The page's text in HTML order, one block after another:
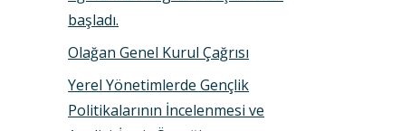
başladı.
Olağan Genel Kurul Çağrısı
Yerel Yönetimlerde Gençlik
Politikalarının İncelenmesi ve